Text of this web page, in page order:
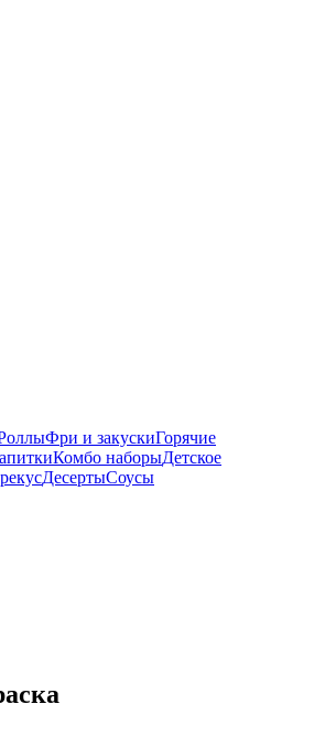
Фри и закускиГорячие
Комбо наборыДетское
ДесертыСоусы